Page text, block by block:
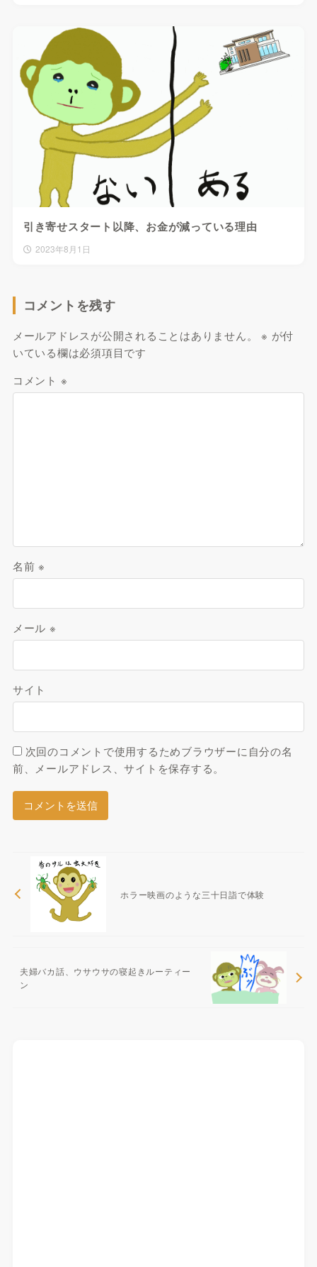
引き寄せスタート以降、お金が減っている理由
2023年8月1日
コメントを残す
メールアドレスが公開されることはありません。 ※ が付
いている欄は必須項目です
コメント ※
名前※
メール ※
サイト
次回のコメントで使用するためブラウザーに自分の名
前、メールアドレス、サイトを保存する。
ホラー映画のような三十日詣で体験
夫婦バカ話、ウサウサの寝起きルーティー
ン